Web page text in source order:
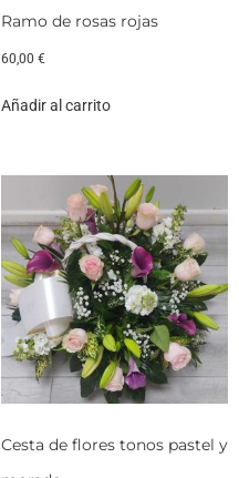
Ramo de rosas rojas
60,00 €
Añadir al carrito
Cesta de flores tonos pastel y